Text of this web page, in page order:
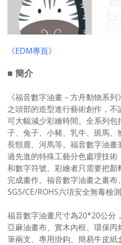
《EDM專頁》
■ 簡介
《福音數字油畫－方舟動物系
之頭部的造型進行藝術創作，不
可大幅減少彩繪時間。全系列
子、兔子、小豬、乳牛、斑馬、
長頸鹿、河馬等。福音數字油
過先進的特殊工藝分色處理技
和數字符號。彩繪者只需要把
完成畫作。福音數字油畫之畫布
SGS/CE/ROHS六項安全無毒檢
福音數字油畫尺寸為20*20公分
亞麻油畫布、實木內框、環保
筆兩支、專用掛鈎、簡易牛皮紙